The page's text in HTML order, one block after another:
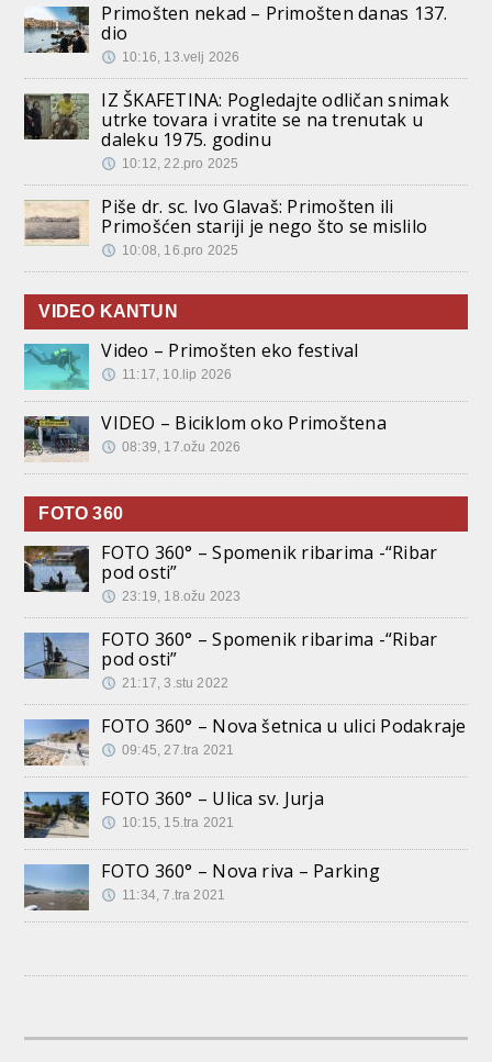
Primošten nekad – Primošten danas 137.
dio
10:16, 13.velj 2026
IZ ŠKAFETINA: Pogledajte odličan snimak
utrke tovara i vratite se na trenutak u
daleku 1975. godinu
10:12, 22.pro 2025
Piše dr. sc. Ivo Glavaš: Primošten ili
Primošćen stariji je nego što se mislilo
10:08, 16.pro 2025
VIDEO KANTUN
Video – Primošten eko festival
11:17, 10.lip 2026
VIDEO – Biciklom oko Primoštena
08:39, 17.ožu 2026
FOTO 360
FOTO 360° – Spomenik ribarima -“Ribar
pod osti”
23:19, 18.ožu 2023
FOTO 360° – Spomenik ribarima -“Ribar
pod osti”
21:17, 3.stu 2022
FOTO 360° – Nova šetnica u ulici Podakraje
09:45, 27.tra 2021
FOTO 360° – Ulica sv. Jurja
10:15, 15.tra 2021
FOTO 360° – Nova riva – Parking
11:34, 7.tra 2021